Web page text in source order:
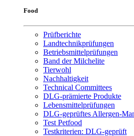
Food
Prüfberichte
Landtechnikprüfungen
Betriebsmittelprüfungen
Band der Milchelite
Tierwohl
Nachhaltigkeit
Technical Committees
DLG-prämierte Produkte
Lebensmittelprüfungen
DLG-geprüftes Allergen-
Test Petfood
Testkriterien: DLG-geprüft